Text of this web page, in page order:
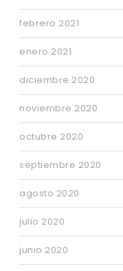
febrero 2021
enero 2021
diciembre 2020
noviembre 2020
octubre 2020
septiembre 2020
agosto 2020
julio 2020
junio 2020